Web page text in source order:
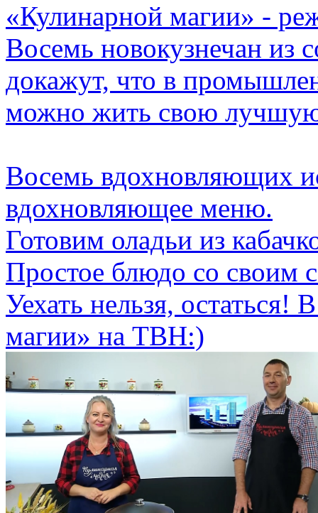
«Кулинарной магии» -
Восемь новокузнечан из
докажут, что в
можно жить свою
Восемь вдохновляющих
вдохновляющее меню.
Готовим оладьи из
Простое блюдо со своим
Уехать нельзя,
магии» на ТВН:)